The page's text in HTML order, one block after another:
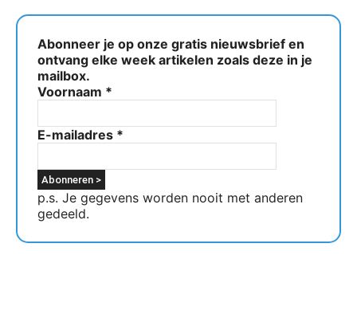
Abonneer je op onze gratis nieuwsbrief en
ontvang elke week artikelen zoals deze in je
mailbox.
Voornaam *
E-mailadres *
p.s. Je gegevens worden nooit met anderen
gedeeld.